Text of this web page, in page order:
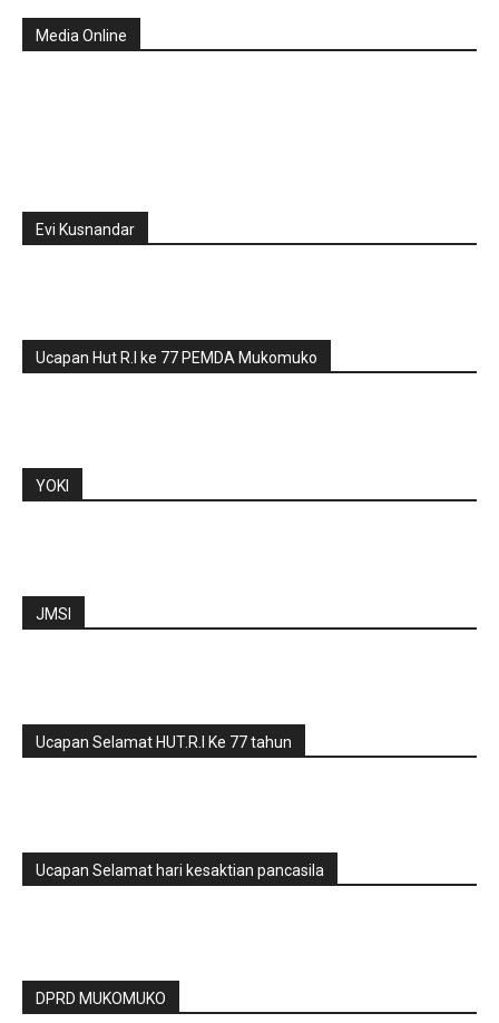
Media Online
Evi Kusnandar
Ucapan Hut R.I ke 77 PEMDA Mukomuko
YOKI
JMSI
Ucapan Selamat HUT.R.I Ke 77 tahun
Ucapan Selamat hari kesaktian pancasila
DPRD MUKOMUKO